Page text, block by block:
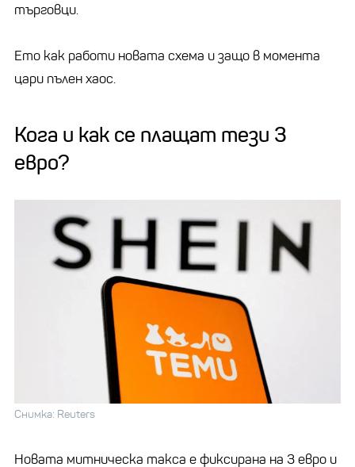
търговци.
Ето как работи новата схема и защо в момента
цари пълен хаос.
Кога и как се плащат тези 3
евро?
Снимка: Reuters
Новата митническа такса е фиксирана на 3 евро и